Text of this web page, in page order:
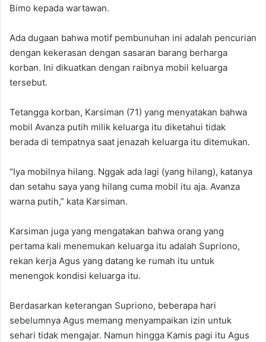
Bimo kepada wartawan.
Ada dugaan bahwa motif pembunuhan ini adalah pencurian
dengan kekerasan dengan sasaran barang berharga
korban. Ini dikuatkan dengan raibnya mobil keluarga
tersebut.
Tetangga korban, Karsiman (71) yang menyatakan bahwa
mobil Avanza putih milik keluarga itu diketahui tidak
berada di tempatnya saat jenazah keluarga itu ditemukan.
“Iya mobilnya hilang. Nggak ada lagi (yang hilang), katanya
dan setahu saya yang hilang cuma mobil itu aja. Avanza
warna putih,” kata Karsiman.
Karsiman juga yang mengatakan bahwa orang yang
pertama kali menemukan keluarga itu adalah Supriono,
rekan kerja Agus yang datang ke rumah itu untuk
menengok kondisi keluarga itu.
Berdasarkan keterangan Supriono, beberapa hari
sebelumnya Agus memang menyampaikan izin untuk
sehari tidak mengajar. Namun hingga Kamis pagi itu Agus